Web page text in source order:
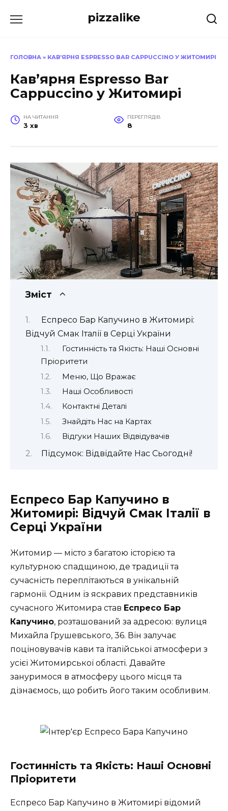
до
pizzalike
ГОЛОВНА » КАВ’ЯРНЯ ESPRESSO BAR CAPPUCCINO У ЖИТОМИРІ
Кав’ярня Espresso Bar
Cappuccino у Житомирі
НА ЧИТАННЯ
3 хв
ПЕРЕГЛЯДІВ
8
Зміст
Еспресо Бар Капучино в Житомирі:
Відчуй Смак Італії в Серці України
Гостинність та Якість: Наші Основні
Пріоритети
Меню, Що Вражає
Наші Особливості
Контактні Деталі
Знайдіть Нас на Картах
Відгуки Наших Відвідувачів
Підсумок: Відвідайте Нас Сьогодні!
Еспресо Бар Капучино в
Житомирі: Відчуй Смак Італії в
Серці України
Житомир — місто з багатою історією та
культурною спадщиною, де традиції та
сучасність переплітаються в унікальній
гармонії. Одним із яскравих представників
сучасного Житомира став Еспресо Бар
Капучино, розташований за адресою: вулиця
Михайла Грушевського, 36. Він залучає
поціновувачів кави та італійської атмосфери з
усієї Житомирської області. Давайте
зануримося в атмосферу цього місця та
дізнаємось, що робить його таким особливим.
Гостинність та Якість: Наші Основні
Пріоритети
Еспресо Бар Капучино в Житомирі відомий